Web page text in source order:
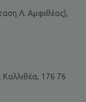
Λ. Αμφιθέας),
176 76